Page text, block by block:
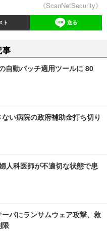
《ScanNetSecurity》
ト 送る
事
自動パッチ適用ツールに 80
い病院の政府補助金打ち切り
人科医師が不適切な状態で患
バにランサムウェア攻撃、救
限